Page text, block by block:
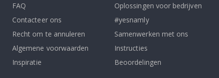
FAQ
Contacteer ons
Recht om te annuleren
Algemene voorwaarden
Inspiratie
Oplossingen voor bedrijven
#yesnamly
Samenwerken met ons
Instructies
Beoordelingen